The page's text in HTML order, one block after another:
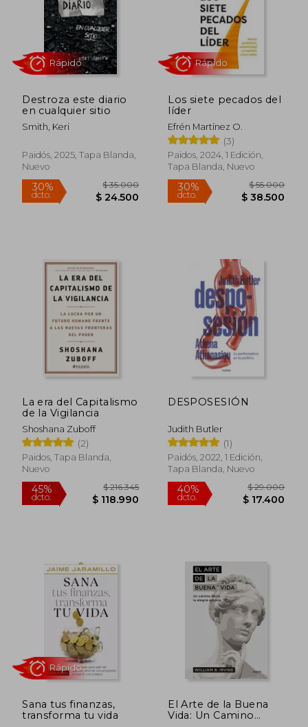
30%
dcto.
$ 59.000
$ 41.300
30%
dcto.
Destroza este diario
en cualquier sitio
Smith, Keri
Paidós, 2025, Tapa Blanda,
Nuevo
30%
dcto.
$ 35.000
Rápido
Los siete pecados del
líder
Efrén Martínez O.
(3)
Paidos, 2024, 1 Edición,
Tapa Blanda, Nuevo
30%
dcto.
Rápido
La era del Capitalismo
de la Vigilancia
Shoshana Zuboff
(2)
Paidos, Tapa Blanda,
Nuevo
DESPOSESIÓN
Judith Butler
(1)
Paidós, 2022, 1 Edición,
Tapa Blanda, Nuevo
Sana tus finanzas,
transforma tu vida
El Arte de la Buena
Vida: Un Camino